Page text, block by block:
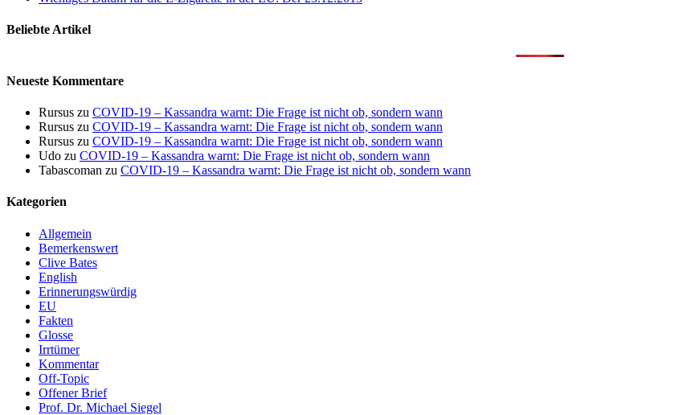
Beliebte Artikel
Neueste Kommentare
Rursus zu COVID-19 – Kassandra warnt: Die Frage ist nicht ob, sondern wann
Rursus zu COVID-19 – Kassandra warnt: Die Frage ist nicht ob, sondern wann
Rursus zu COVID-19 – Kassandra warnt: Die Frage ist nicht ob, sondern wann
Udo zu COVID-19 – Kassandra warnt: Die Frage ist nicht ob, sondern wann
Tabascoman zu COVID-19 – Kassandra warnt: Die Frage ist nicht ob, sondern wann
Kategorien
Allgemein
Bemerkenswert
Clive Bates
English
Erinnerungswürdig
EU
Fakten
Glosse
Irrtümer
Kommentar
Off-Topic
Offener Brief
Prof. Dr. Michael Siegel